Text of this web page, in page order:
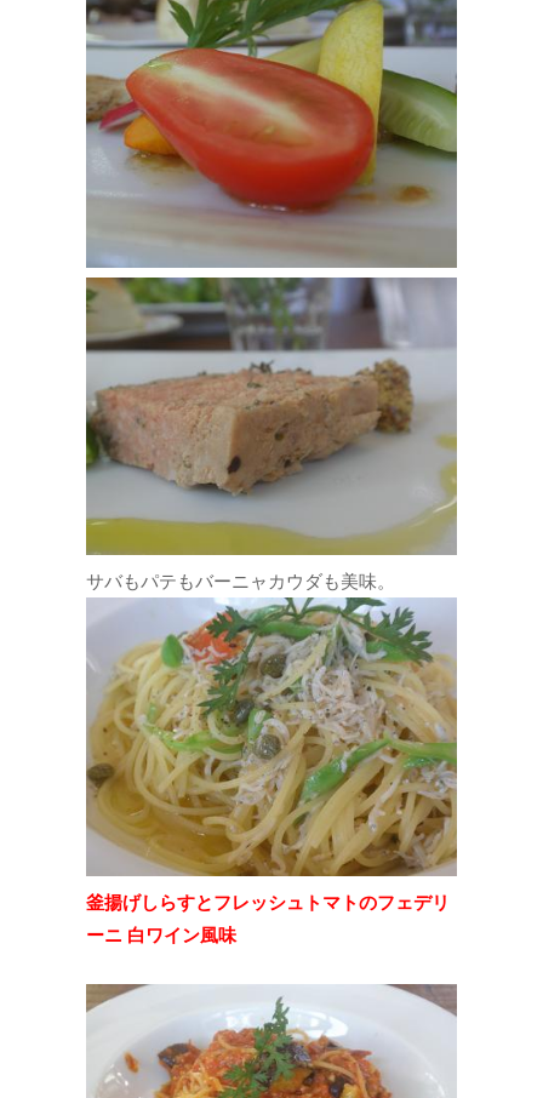
サバもパテもバーニャカウダも美味。
釜揚げしらすとフレッシュトマトのフェデリ
ーニ 白ワイン風味